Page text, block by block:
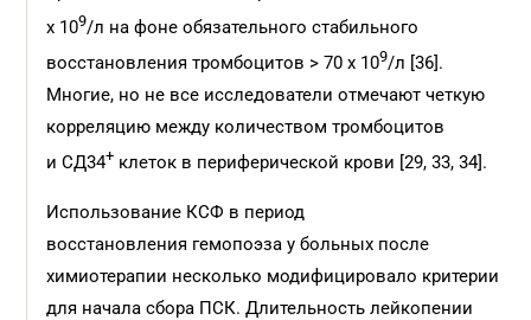
х 109/л на фоне обязательного стабильного
восстановления тромбоцитов > 70 х 109/л [36].
Многие, но не все исследователи отмечают четкую
корреляцию между количеством тромбоцитов
и СД34+ клеток в периферической крови [29, 33, 34].
Использование КСФ в период
восстановления гемопоэза у больных после
химиотерапии несколько модифицировало критерии
для начала сбора ПСК. Длительность лейкопении